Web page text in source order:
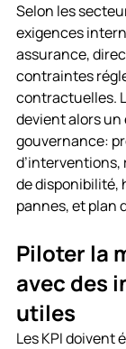
Selon les
exigences
assurance,
contraintes
contractuelles.
devient alors un
gouvernance:
de disponibilité,
pannes, et plan
Piloter la
avec des
utiles
Les KPI doivent